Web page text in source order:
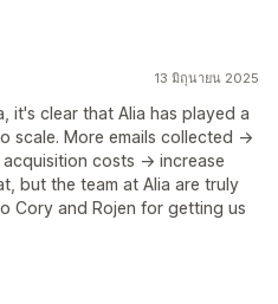
13 มิถุนายน 2025
it's clear that Alia has played a
scale. More emails collected ->
costs -> increase
but the team at Alia are truly
Cory and Rojen for getting us